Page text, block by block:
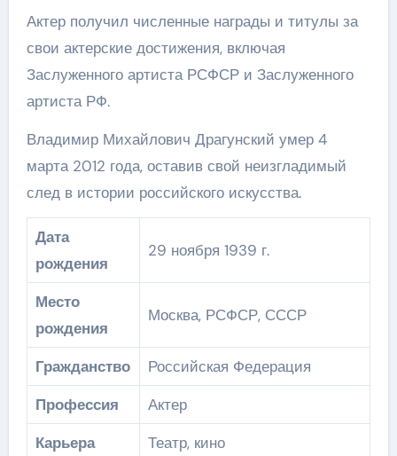
Актер получил численные награды и титулы за
свои актерские достижения, включая
Заслуженного артиста РСФСР и Заслуженного
артиста РФ.
Владимир Михайлович Драгунский умер 4
марта 2012 года, оставив свой неизгладимый
след в истории российского искусства.
Дата
рождения
29 ноября 1939 г.
Место
рождения
Москва, РСФСР, СССР
Гражданство
Российская Федерация
Профессия
Актер
Карьера
Театр, кино